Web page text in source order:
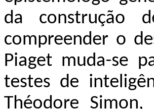
da construção
compreender o
Piaget muda-se
testes de
Théodore